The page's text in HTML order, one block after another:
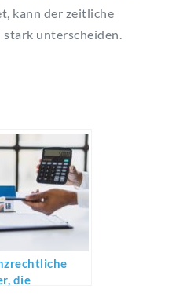
kann der zeitliche
unterscheiden.
die